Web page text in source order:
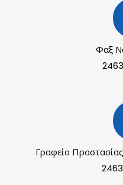
Φαξ
Γραφείο